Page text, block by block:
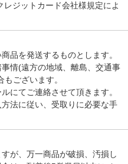
ジットカード会社様規定によ
品を発送するものとします。
情(遠方の地域、離島、交通事
ございます。
にてご連絡させて頂きます。
法に従い、受取りに必要な手
が、万一商品が破損、汚損し